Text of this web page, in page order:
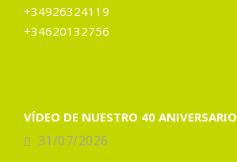
+34926324119
+34620132756
VÍDEO DE NUESTRO 40 ANIVERSARIO
31/07/2026